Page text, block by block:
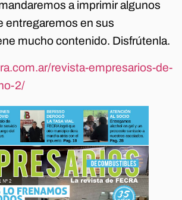
a imprimir algunos
entregaremos en sus
mucho contenido. Disfrútenla.
revista-empresarios-de-
2/